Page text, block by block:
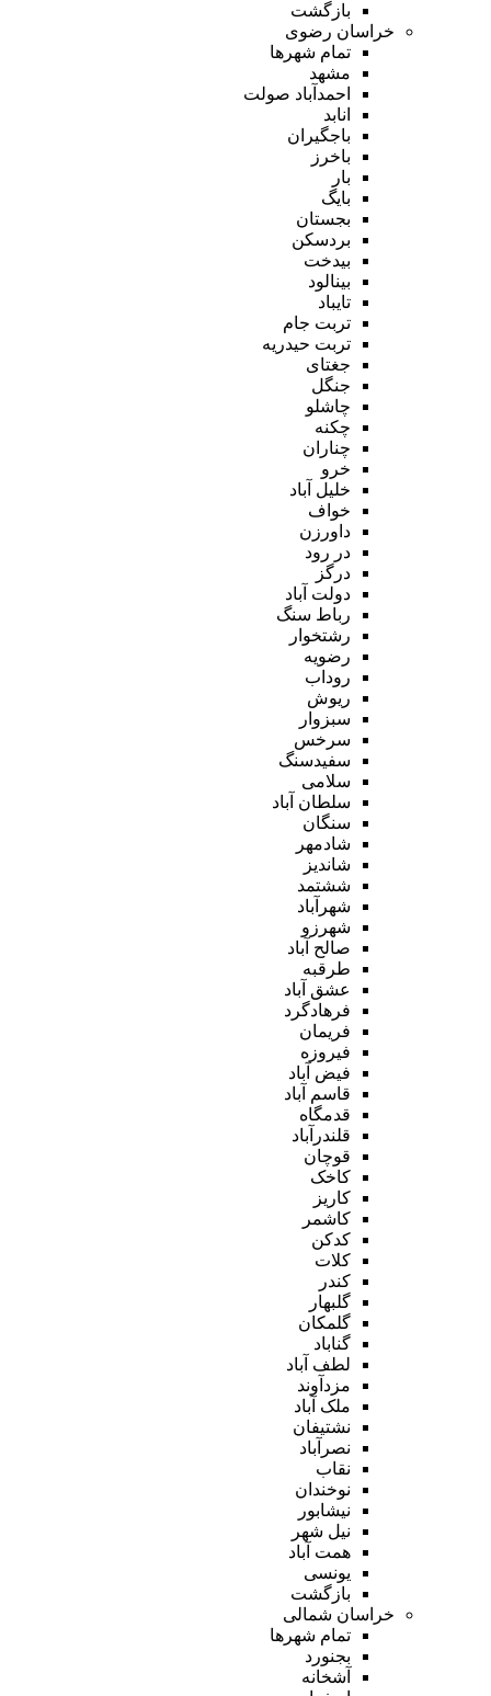
بازگشت
خراسان رضوی
تمام شهر‌ها
مشهد
احمدآباد صولت
انابد
باجگیران
باخرز
بار
بایگ
بجستان
بردسکن
بیدخت
بینالود
تایباد
تربت جام
تربت حیدریه
جغتای
جنگل
چاشلو
چکنه
چناران
خرو
خلیل آباد
خواف
داورزن
در رود
درگز
دولت آباد
رباط سنگ
رشتخوار
رضویه
روداب
ریوش
سبزوار
سرخس
سفیدسنگ
سلامی
سلطان آباد
سنگان
شادمهر
شاندیز
ششتمد
شهرآباد
شهرزو
صالح آباد
طرقبه
عشق آباد
فرهادگرد
فریمان
فیروزه
فیض آباد
قاسم آباد
قدمگاه
قلندرآباد
قوچان
کاخک
کاریز
کاشمر
کدکن
کلات
کندر
گلبهار
گلمکان
گناباد
لطف آباد
مزدآوند
ملک آباد
نشتیفان
نصرآباد
نقاب
نوخندان
نیشابور
نیل شهر
همت آباد
یونسی
بازگشت
خراسان شمالی
تمام شهر‌ها
بجنورد
آشخانه